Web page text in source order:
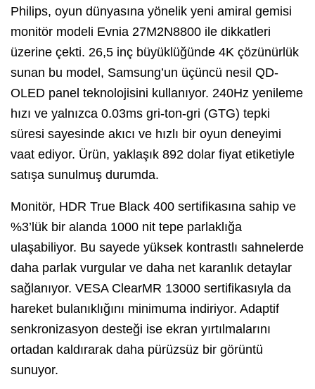
Philips, oyun dünyasına yönelik yeni amiral gemisi
monitör modeli Evnia 27M2N8800 ile dikkatleri
üzerine çekti. 26,5 inç büyüklüğünde 4K çözünürlük
sunan bu model, Samsung’un üçüncü nesil QD-
OLED panel teknolojisini kullanıyor. 240Hz yenileme
hızı ve yalnızca 0.03ms gri-ton-gri (GTG) tepki
süresi sayesinde akıcı ve hızlı bir oyun deneyimi
vaat ediyor. Ürün, yaklaşık 892 dolar fiyat etiketiyle
satışa sunulmuş durumda.
Monitör, HDR True Black 400 sertifikasına sahip ve
%3’lük bir alanda 1000 nit tepe parlaklığa
ulaşabiliyor. Bu sayede yüksek kontrastlı sahnelerde
daha parlak vurgular ve daha net karanlık detaylar
sağlanıyor. VESA ClearMR 13000 sertifikasıyla da
hareket bulanıklığını minimuma indiriyor. Adaptif
senkronizasyon desteği ise ekran yırtılmalarını
ortadan kaldırarak daha pürüzsüz bir görüntü
sunuyor.